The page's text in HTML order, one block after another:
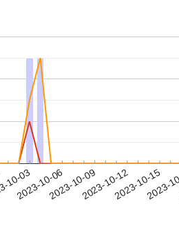
10-03
2023-10-062023-10-092023-10-122023-10-15
2023-